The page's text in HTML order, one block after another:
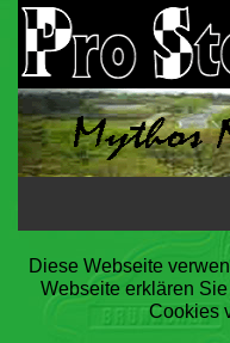
Startseite
Steilstrecke
Diese Webseite
Webseite erklären
Cookies